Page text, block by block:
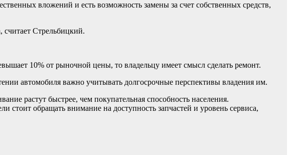
вложений и есть возможность замены за счет собственных средств,
считает Стрельбицкий.
10% от рыночной цены, то владельцу имеет смысл сделать ремонт.
автомобиля важно учитывать долгосрочные перспективы владения им.
растут быстрее, чем покупательная способность населения.
обращать внимание на доступность запчастей и уровень сервиса,